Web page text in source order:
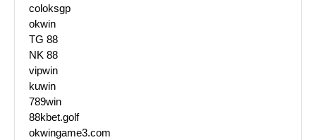
coloksgp
okwin
TG 88
NK 88
vipwin
kuwin
789win
88kbet.golf
okwingame3.com